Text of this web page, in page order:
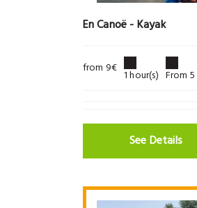
En Canoë - Kayak
from 9€ 1 hour(s) From
See Details